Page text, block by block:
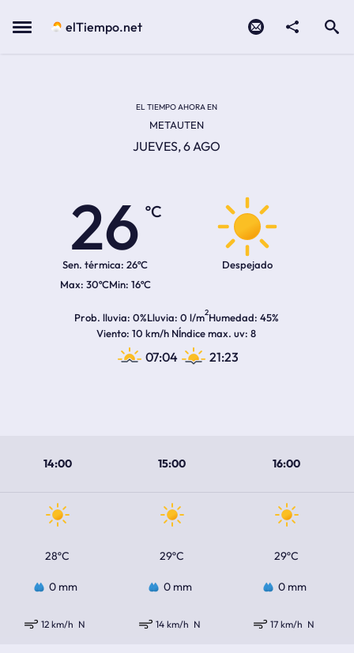
Menu elTiempo.net
EL TIEMPO AHORA EN
METAUTEN
JUEVES, 6 AGO
26
ºC
Sen. térmica: 26ºC
30ºC 16ºC
Despejado
Prob. lluvia 0%Lluvia 0 l/m2Humedad 45%
Viento 10 km/h NÍndice max. uv 8
07:04 21:23
14:00 15:00 16:00
28ºC 29ºC 29ºC
0 mm 0 mm 0 mm
12 km/h N 14 km/h N 17 km/h N